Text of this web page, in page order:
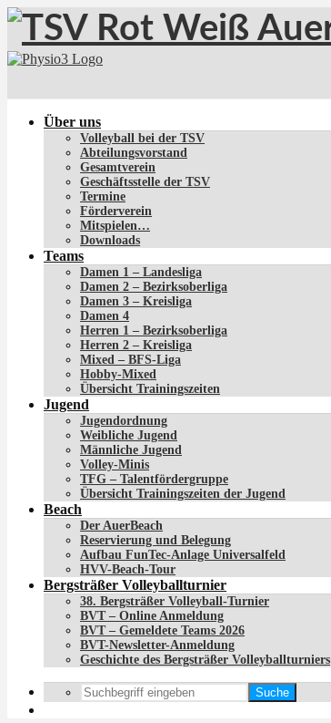
Über uns
Volleyball bei der TSV
Abteilungsvorstand
Gesamtverein
Geschäftsstelle der TSV
Termine
Förderverein
Mitspielen…
Downloads
Teams
Damen 1 – Landesliga
Damen 2 – Bezirksoberliga
Damen 3 – Kreisliga
Damen 4
Herren 1 – Bezirksoberliga
Herren 2 – Kreisliga
Mixed – BFS-Liga
Hobby-Mixed
Übersicht Trainingszeiten
Jugend
Jugendordnung
Weibliche Jugend
Männliche Jugend
Volley-Minis
TFG – Talentfördergruppe
Übersicht Trainingszeiten der Jugend
Beach
Der AuerBeach
Reservierung und Belegung
Aufbau FunTec-Anlage Universalfeld
HVV-Beach-Tour
Bergsträßer Volleyballturnier
38. Bergsträßer Volleyball-Turnier
BVT – Online Anmeldung
BVT – Gemeldete Teams 2026
BVT-Newsletter-Anmeldung
Geschichte des Bergsträßer Volleyballturniers
Suche